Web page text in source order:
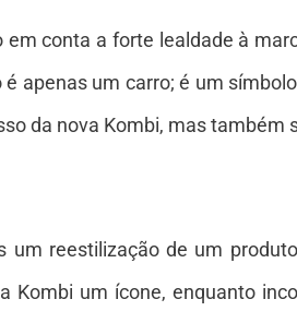
conta a forte lealdade à
apenas um carro; é um
da nova Kombi, mas
um reestilização de um
Kombi um ícone, enquanto